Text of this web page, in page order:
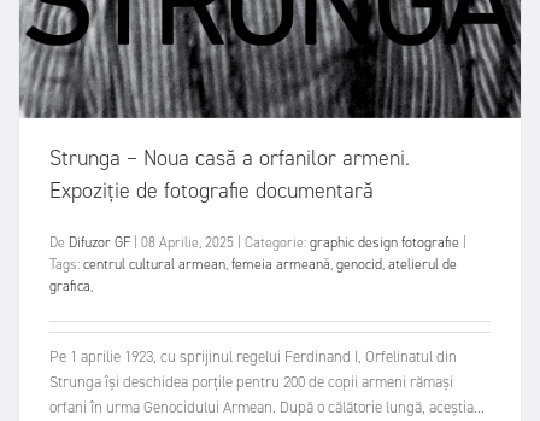
Strunga – Noua casă a orfanilor armeni.
Expoziție de fotografie documentară
De Difuzor GF 08 Aprilie, 2025 Categorie:graphic designfotografie
Tags:centrul cultural armean,femeia armeană,genocid,atelierul de
grafica,
Pe 1 aprilie 1923, cu sprijinul regelui Ferdinand I, Orfelinatul din
Strunga își deschidea porțile pen­tru 200 de copii armeni rămași
orfani în urma Genocidului Armean. După o călătorie lungă, aceștia...